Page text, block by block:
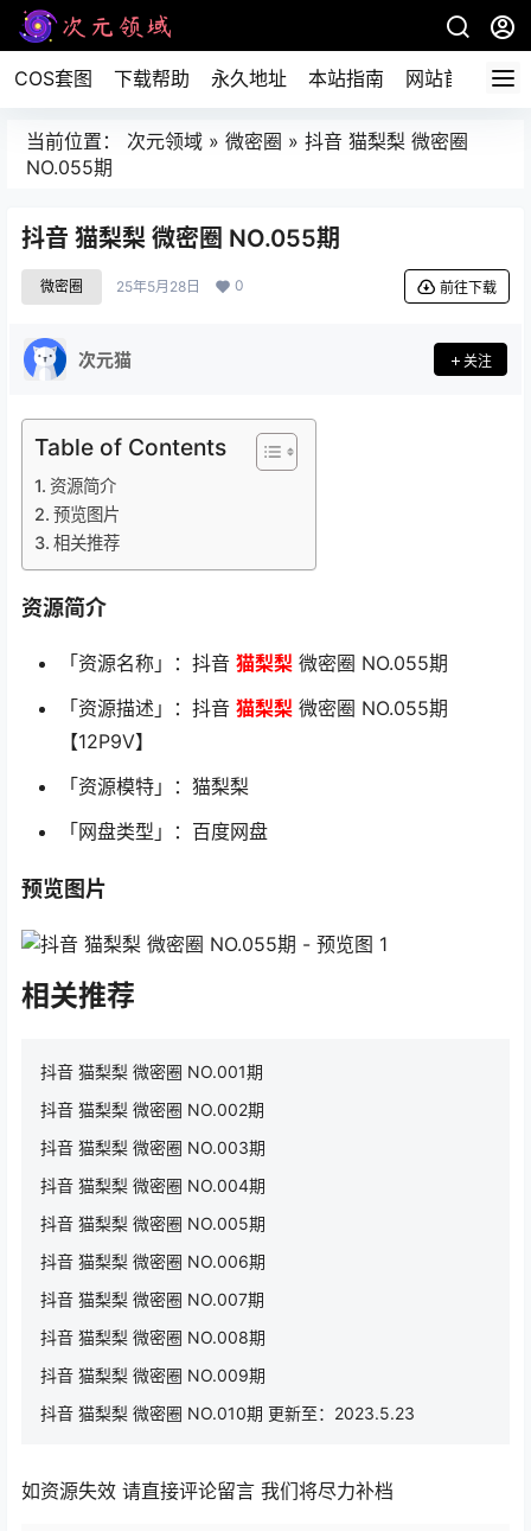
COS套图 下载帮助 永久地址 本站指南 网站首页
当前位置： 次元领域 » 微密圈 » 抖音 猫梨梨 微密圈
NO.055期
抖音 猫梨梨 微密圈 NO.055期
微密圈 25年5月28日 0 前往下载
次元猫 关注
Table of Contents
资源简介
预览图片
相关推荐
资源简介
「资源名称」：抖音 猫梨梨 微密圈 NO.055期
「资源描述」：抖音 猫梨梨 微密圈 NO.055期
【12P9V】
「资源模特」：猫梨梨
「网盘类型」：百度网盘
预览图片
相关推荐
抖音 猫梨梨 微密圈 NO.001期
抖音 猫梨梨 微密圈 NO.002期
抖音 猫梨梨 微密圈 NO.003期
抖音 猫梨梨 微密圈 NO.004期
抖音 猫梨梨 微密圈 NO.005期
抖音 猫梨梨 微密圈 NO.006期
抖音 猫梨梨 微密圈 NO.007期
抖音 猫梨梨 微密圈 NO.008期
抖音 猫梨梨 微密圈 NO.009期
抖音 猫梨梨 微密圈 NO.010期 更新至：2023.5.23
如资源失效 请直接评论留言 我们将尽力补档